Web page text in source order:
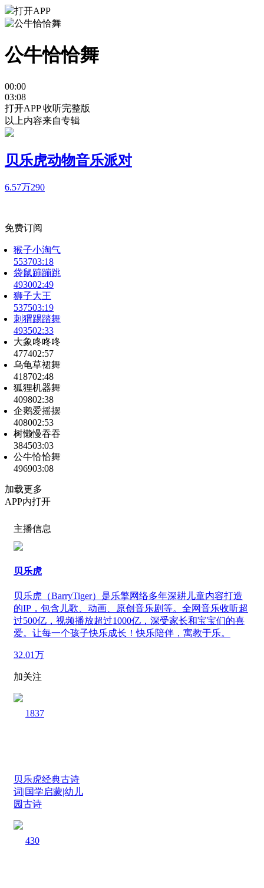
打开APP
公牛恰恰舞
00:00
03:08
打开APP 收听完整版
以上内容来自专辑
贝乐虎动物音乐派对
6.57万290
免费订阅
猴子小淘气
553703:18
袋鼠蹦蹦跳
493002:49
狮子大王
537503:19
刺猬踢踏舞
493502:33
大象咚咚咚
477402:57
乌龟草裙舞
418702:48
狐狸机器舞
409802:38
企鹅爱摇摆
408002:53
树懒慢吞吞
384503:03
公牛恰恰舞
496903:08
加载更多
APP内打开
主播信息
贝乐虎
贝乐虎（BarryTiger）是乐擎网络多年深耕儿童内容打造
的IP，包含儿歌、动画、原创音乐剧等。全网音乐收听超
过500亿，视频播放超过1000亿，深受家长和宝宝们的喜
爱。让每一个孩子快乐成长！快乐陪伴，寓教于乐。
32.01万
加关注
1837
贝乐虎经典古诗
词|国学启蒙|幼儿
园古诗
430